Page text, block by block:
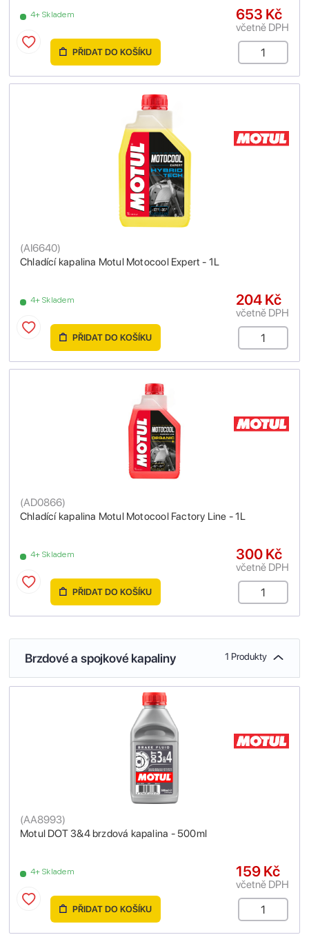
4+ Skladem 653 Kč
včetně DPH
PŘIDAT DO KOŠÍKU
Chladící kapalina Motul Motocool Expert - 1L
(AI6640)
4+ Skladem 204 Kč
včetně DPH
PŘIDAT DO KOŠÍKU
Chladící kapalina Motul Motocool Factory Line - 1L
(AD0866)
4+ Skladem 300 Kč
včetně DPH
PŘIDAT DO KOŠÍKU
Brzdové a spojkové kapaliny 1 Produkty
Motul DOT 3&4 brzdová kapalina - 500ml
(AA8993)
4+ Skladem 159 Kč
včetně DPH
PŘIDAT DO KOŠÍKU